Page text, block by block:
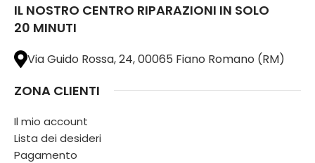
IL NOSTRO CENTRO RIPARAZIONI IN SOLO
20 MINUTI
Via Guido Rossa, 24, 00065 Fiano Romano (RM)
ZONA CLIENTI
Il mio account
Lista dei desideri
Pagamento